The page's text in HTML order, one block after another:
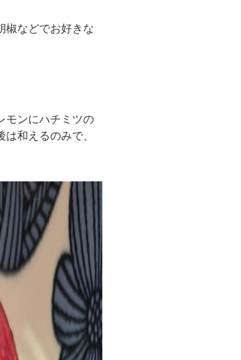
椒などでお好きな
モンにハチミツの
和えるのみで、